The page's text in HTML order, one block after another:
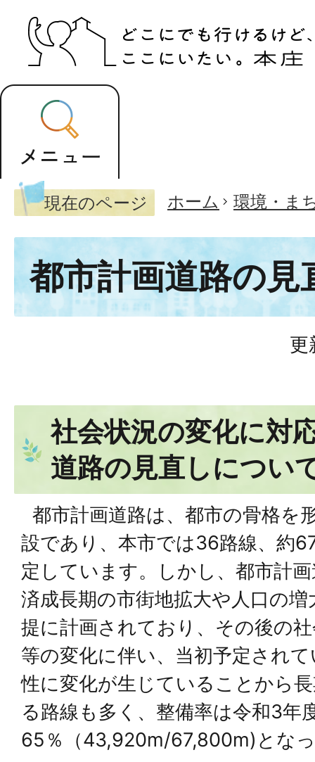
現在のページ ホーム 環境・ま
都市計画道路の見
更
社会状況の変化に対
道路の見直しについ
都市計画道路は、都市の骨格を
設であり、本市では36路線、約
定しています。しかし、都市計
済成長期の市街地拡大や人口の
提に計画されており、その後の
等の変化に伴い、当初予定され
性に変化が生じていることから
る路線も多く、整備率は令和3年
65％（43,920m/67,800m)とな